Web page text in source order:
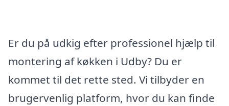
Er du på udkig efter professionel hjælp til
montering af køkken i Udby? Du er
kommet til det rette sted. Vi tilbyder en
brugervenlig platform, hvor du kan finde